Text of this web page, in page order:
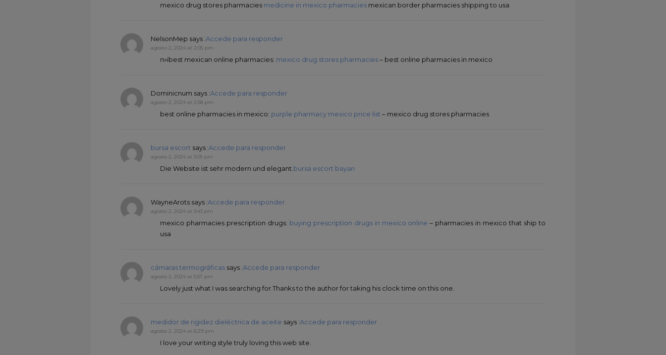
mexico drug stores pharmacies medicine in mexico pharmacies mexican border pharmacies shipping to usa
NelsonMep says :Accede para responder
agosto 2, 2024 at 2:05 pm
п»їbest mexican online pharmacies: mexico drug stores pharmacies– best online pharmacies in mexico
Dominicnum says :Accede para responder
agosto 2, 2024 at 2:58 pm
best online pharmacies in mexico: purple pharmacy mexico price list – mexico drug stores pharmacies
bursa escort says :Accede para responder
agosto 2, 2024 at 3:05 pm
Die Website ist sehr modern und elegant.bursa escort bayan
WayneArots says :Accede para responder
agosto 2, 2024 at 3:43 pm
mexico pharmacies prescription drugs: buying prescription drugs in mexico online – pharmacies in mexico that ship to
usa
cámaras termográficas says :Accede para responder
agosto 2, 2024 at 5:57 pm
Lovely just what I was searching for.Thanks to the author for taking his clock time on this one.
medidor de rigidez dieléctrica de aceite says :Accede para responder
agosto 2, 2024 at 6:29 pm
I love your writing style truly loving this web site.